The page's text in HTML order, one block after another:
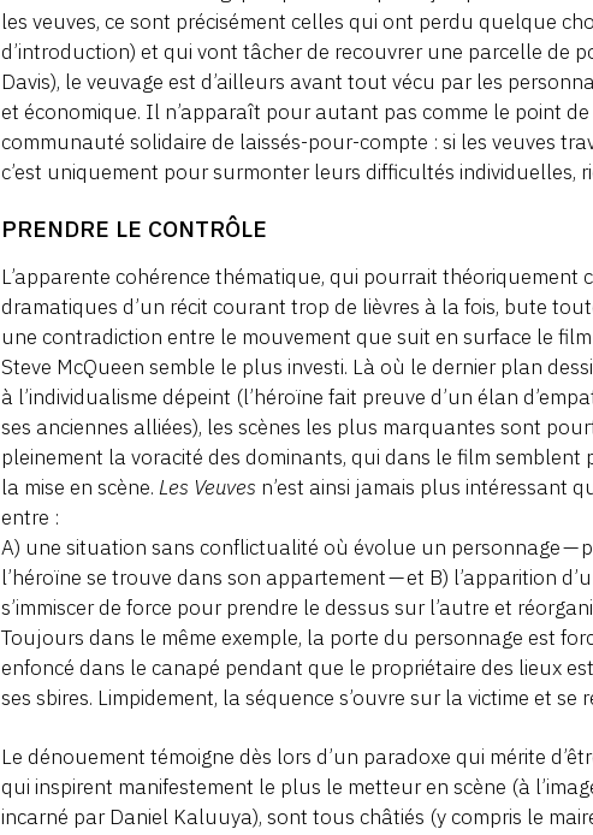
les veuves, ce sont précisément celles qui ont perdu quelque
d’introduction) et qui vont tâcher de recouvrer une parcelle de
Davis), le veuvage est d’ailleurs avant tout vécu par les
et économique. Il n’apparaît pour autant pas comme le point de
communauté solidaire de laissés-pour-compte : si les veuves
c’est uniquement pour surmonter leurs difficultés individuelles,
PRENDRE LE CONTRÔLE
L’apparente cohérence thématique, qui pourrait théoriquement
dramatiques d’un récit courant trop de lièvres à la fois, bute
une contradiction entre le mouvement que suit en surface le
Steve McQueen semble le plus investi. Là où le dernier plan
à l’individualisme dépeint (l’héroïne fait preuve d’un élan
ses anciennes alliées), les scènes les plus marquantes sont
pleinement la voracité des dominants, qui dans le film
la mise en scène.Les Veuves n’est ainsi jamais plus intéressant
entre :
A) une situation sans conflictualité où évolue un personnage —
l’héroïne se trouve dans son appartement — et B) l’apparition
s’immiscer de force pour prendre le dessus sur l’autre et
Toujours dans le même exemple, la porte du personnage est
enfoncé dans le canapé pendant que le propriétaire des lieux
ses sbires. Limpidement, la séquence s’ouvre sur la victime et se
Le dénouement témoigne dès lors d’un paradoxe qui mérite
qui inspirent manifestement le plus le metteur en scène (à
incarné par Daniel Kaluuya), sont tous châtiés (y compris le